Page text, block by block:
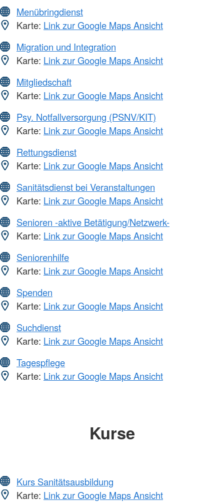
Menübringdienst
Karte: Link zur Google Maps Ansicht
Migration und Integration
Karte: Link zur Google Maps Ansicht
Mitgliedschaft
Karte: Link zur Google Maps Ansicht
Psy. Notfallversorgung (PSNV/KIT)
Karte: Link zur Google Maps Ansicht
Rettungsdienst
Karte: Link zur Google Maps Ansicht
Sanitätsdienst bei Veranstaltungen
Karte: Link zur Google Maps Ansicht
Senioren -aktive Betätigung/Netzwerk-
Karte: Link zur Google Maps Ansicht
Seniorenhilfe
Karte: Link zur Google Maps Ansicht
Spenden
Karte: Link zur Google Maps Ansicht
Suchdienst
Karte: Link zur Google Maps Ansicht
Tagespflege
Karte: Link zur Google Maps Ansicht
Kurse
Kurs Sanitätsausbildung
Karte: Link zur Google Maps Ansicht